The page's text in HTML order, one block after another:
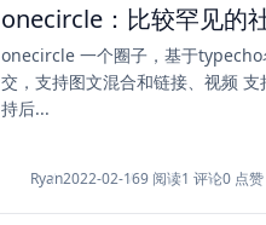
2022-02-16
onecircle：比较罕见的
onecircle 一个圈子，基于typecho名字就
交，支持图文混合和链接、视频 支持用户关注和取关，支持关注圈子并只显示关注的内容 支
持后...
Ryan2022-02-169 阅读1 评论0 点赞